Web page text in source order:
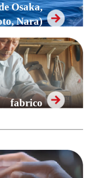
Osaka,
Nara)
fabrico